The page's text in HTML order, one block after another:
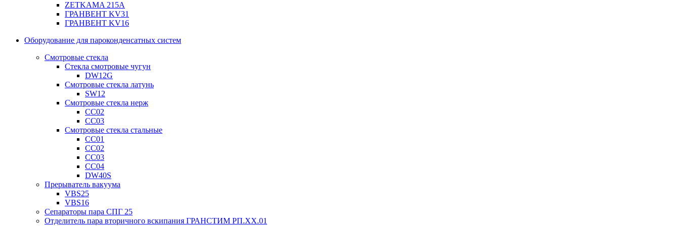
ZETKAMA 215A
ГРАНВЕНТ KV31
ГРАНВЕНТ KV16
Оборудование для пароконденсатных систем
Смотровые стекла
Стекла смотровые чугун
DW12G
Смотровые стекла латунь
SW12
Смотровые стекла нерж
СС02
СС03
Смотровые стекла стальные
СС01
СС02
СС03
СС04
DW40S
Прерыватель вакуума
VBS25
VBS16
Сепараторы пара СПГ 25
Отделитель пара вторичного вскипания ГРАНСТИМ РП.XX.01